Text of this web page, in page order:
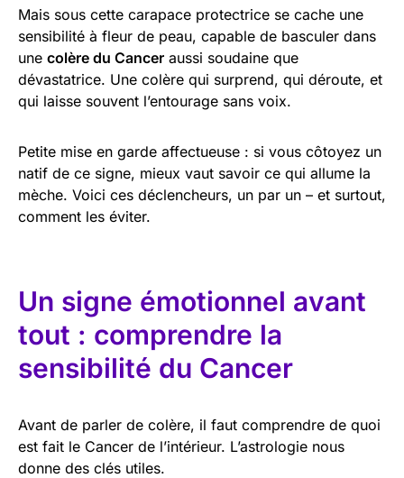
Mais sous cette carapace protectrice se cache une
sensibilité à fleur de peau, capable de basculer dans
une colère du Cancer aussi soudaine que
dévastatrice. Une colère qui surprend, qui déroute, et
qui laisse souvent l’entourage sans voix.
Petite mise en garde affectueuse : si vous côtoyez un
natif de ce signe, mieux vaut savoir ce qui allume la
mèche. Voici ces déclencheurs, un par un – et surtout,
comment les éviter.
Un signe émotionnel avant
tout : comprendre la
sensibilité du Cancer
Avant de parler de colère, il faut comprendre de quoi
est fait le Cancer de l’intérieur. L’astrologie nous
donne des clés utiles.